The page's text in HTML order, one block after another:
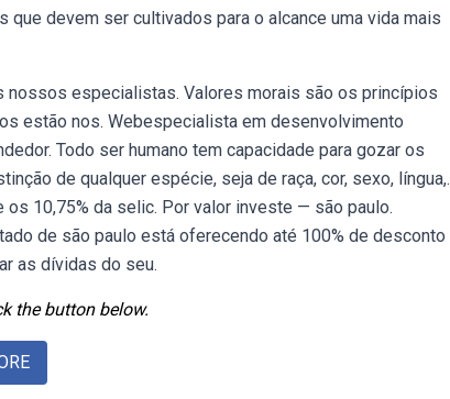
devem ser cultivados para o alcance uma vida mais
especialistas. Valores morais são os princípios
estão nos. Webespecialista em desenvolvimento
Todo ser humano tem capacidade para gozar os
de qualquer espécie, seja de raça, cor, sexo, língua,.
10,75% da selic. Por valor investe — são paulo.
de são paulo está oferecendo até 100% de desconto
as dívidas do seu.
the button below.